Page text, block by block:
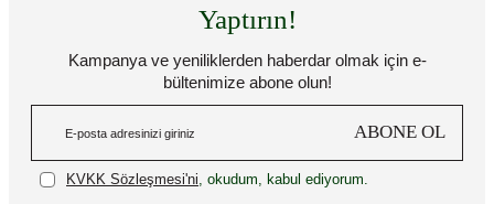
Yaptırın!
Kampanya ve yeniliklerden haberdar olmak için e-
bültenimize abone olun!
ABONE OL
KVKK Sözleşmesi'ni , okudum, kabul ediyorum.